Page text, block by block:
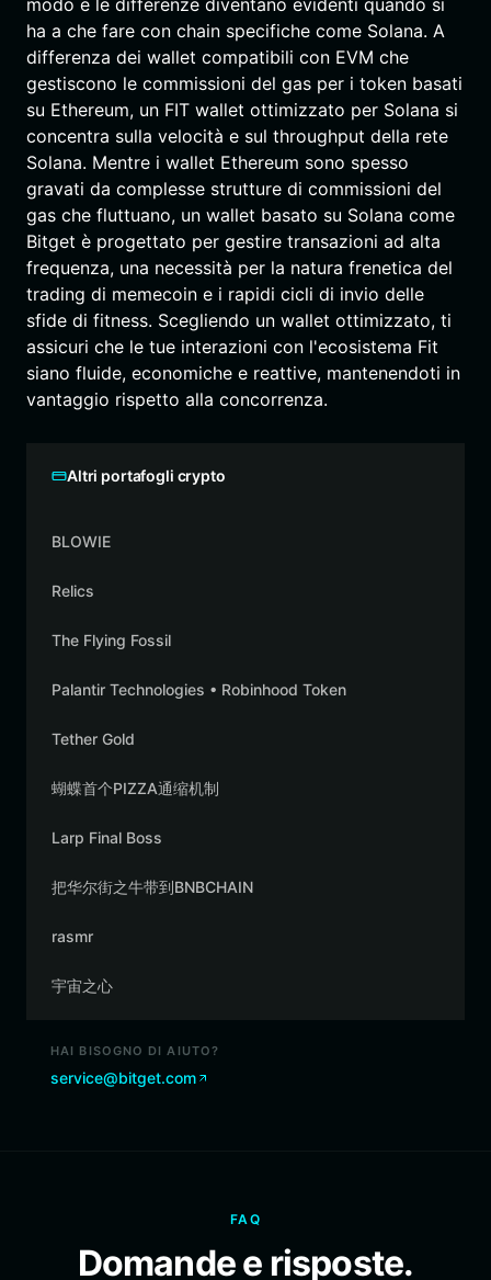
modo e le differenze diventano evidenti quando si
ha a che fare con chain specifiche come Solana. A
differenza dei wallet compatibili con EVM che
gestiscono le commissioni del gas per i token basati
su Ethereum, un FIT wallet ottimizzato per Solana si
concentra sulla velocità e sul throughput della rete
Solana. Mentre i wallet Ethereum sono spesso
gravati da complesse strutture di commissioni del
gas che fluttuano, un wallet basato su Solana come
Bitget è progettato per gestire transazioni ad alta
frequenza, una necessità per la natura frenetica del
trading di memecoin e i rapidi cicli di invio delle
sfide di fitness. Scegliendo un wallet ottimizzato, ti
assicuri che le tue interazioni con l'ecosistema Fit
siano fluide, economiche e reattive, mantenendoti in
vantaggio rispetto alla concorrenza.
Altri portafogli crypto
BLOWIE
Relics
The Flying Fossil
Palantir Technologies • Robinhood Token
Tether Gold
蝴蝶首个PIZZA通缩机制
Larp Final Boss
把华尔街之牛带到BNBCHAIN
rasmr
宇宙之心
HAI BISOGNO DI AIUTO?
service@bitget.com
FAQ
Domande e risposte.